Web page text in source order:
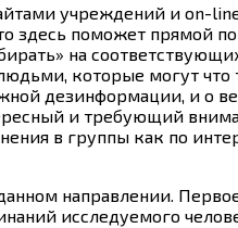
учреждений и on-
здесь поможет прямой
на
которые могут что
дезинформации, и о
и требующий
в группы как по
направлении.
исследуемого